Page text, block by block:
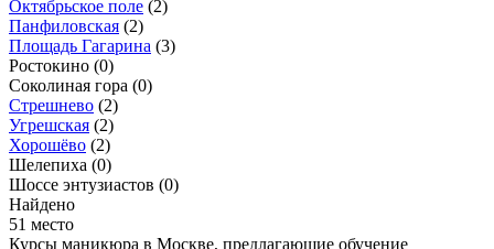
Октябрьское поле (2)
Панфиловская (2)
Площадь Гагарина (3)
Ростокино (0)
Соколиная гора (0)
Стрешнево (2)
Угрешская (2)
Хорошёво (2)
Шелепиха (0)
Шоссе энтузиастов (0)
Найдено
51 место
Курсы маникюра в Москве, предлагающие обучение